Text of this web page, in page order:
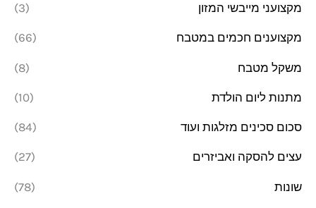
מקצועני מייבשי המזון (3)
מקצוענים חכמים במטבח (66)
משקל מטבח (8)
מתנות ליום הולדת (10)
סכום סכינים מזלגות ועוד (84)
עצים להסקה ואביזרים (27)
שונות (78)